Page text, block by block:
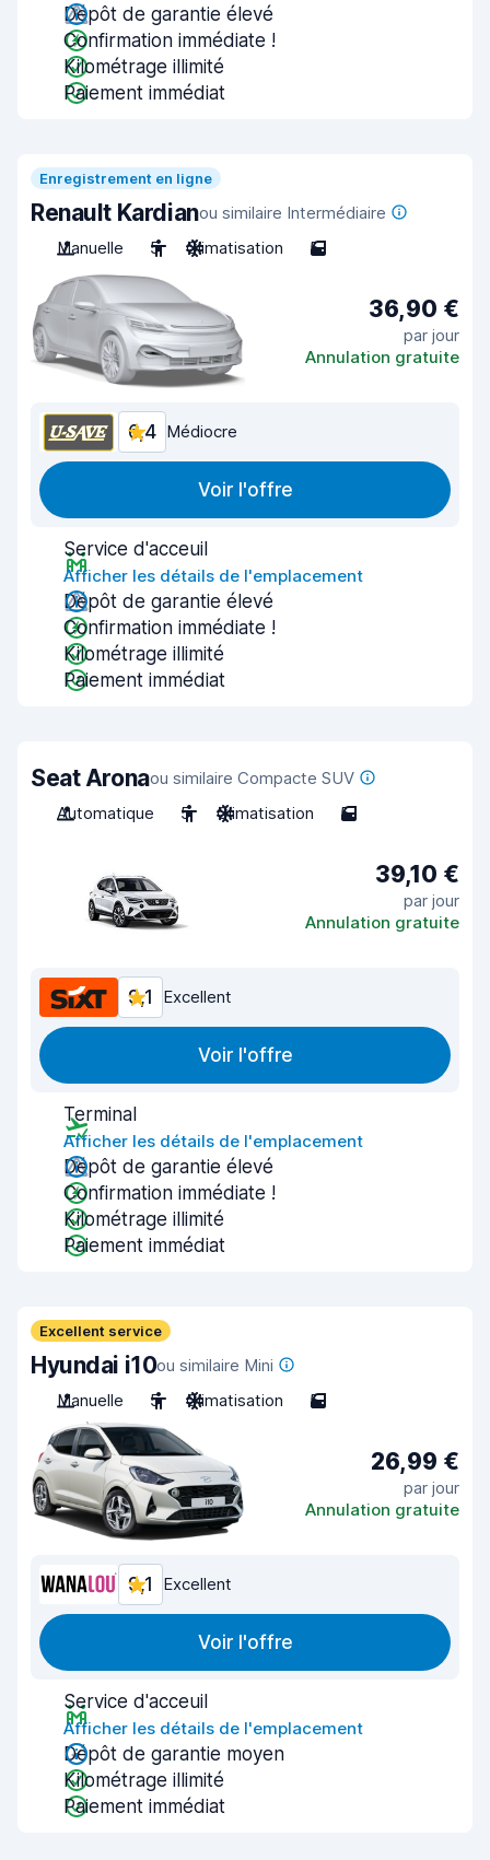
Dépôt de garantie élevé
Confirmation immédiate !
Kilométrage illimité
Paiement immédiat
Enregistrement en ligne
Renault Kardianou similaire Intermédiaire
Manuelle
5 Climatisation 5
36,90 €
par jour
Annulation gratuite
6,4 Médiocre
Voir l'offre
Service d'acceuil
Afficher les détails de l'emplacement
Dépôt de garantie élevé
Confirmation immédiate !
Kilométrage illimité
Paiement immédiat
Seat Aronaou similaire Compacte SUV
Automatique
5 Climatisation 5
39,10 €
par jour
Annulation gratuite
9,1 Excellent
Voir l'offre
Terminal
Afficher les détails de l'emplacement
Dépôt de garantie élevé
Confirmation immédiate !
Kilométrage illimité
Paiement immédiat
Excellent service
Hyundai i10ou similaire Mini
Manuelle
5 Climatisation 5
26,99 €
par jour
Annulation gratuite
9,1 Excellent
Voir l'offre
Service d'acceuil
Afficher les détails de l'emplacement
Dépôt de garantie moyen
Kilométrage illimité
Paiement immédiat